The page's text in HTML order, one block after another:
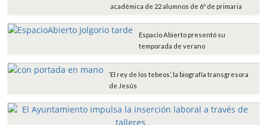
académica de 22 alumnos de 6º de primaria
Espacio Abierto presentó su
temporada de verano
‘El rey de los tebeos’, la biografía transgresora
de Jesús